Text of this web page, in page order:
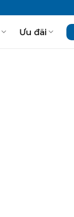
Ưu đãi